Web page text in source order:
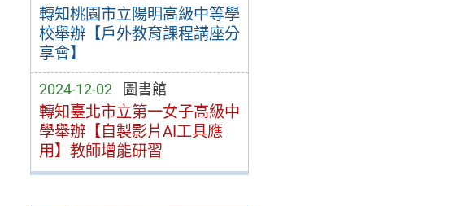
轉知桃園市立陽明高級中等學
校舉辦【戶外教育課程講座分
享會】
2024-12-02 圖書館
轉知臺北市立第一女子高級中
學舉辦【自製影片AI工具應
用】教師增能研習